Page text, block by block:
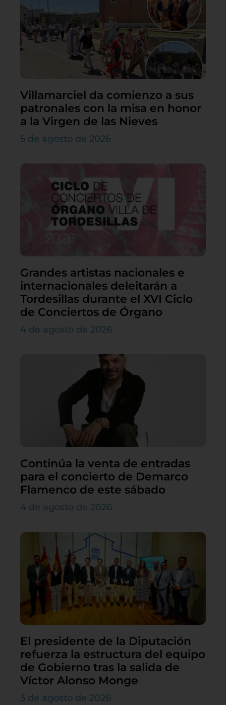
Villamarciel da comienzo a sus
patronales con la misa en honor
a la Virgen de las Nieves
5 de agosto de 2026
Grandes artistas nacionales e
internacionales deleitarán a
Tordesillas durante el XVI Ciclo
de Conciertos de Órgano
4 de agosto de 2026
Continúa la venta de entradas
para el concierto de Demarco
Flamenco de este sábado
4 de agosto de 2026
El presidente de la Diputación
refuerza la estructura del equipo
de Gobierno tras la salida de
Víctor Alonso Monge
3 de agosto de 2026